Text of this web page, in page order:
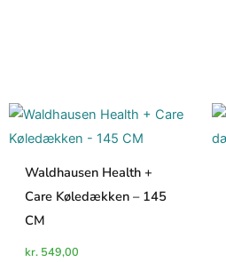
Waldhausen Health +
Care Køledækken – 145
CM
kr.549,00